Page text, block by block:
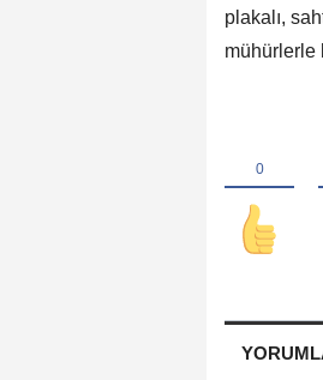
plakalı,
mühürlerle